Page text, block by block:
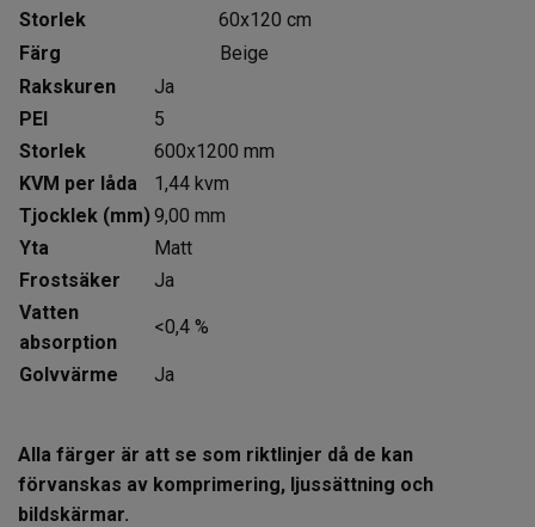
Storlek
60x120 cm
Färg
Beige
Rakskuren
Ja
PEI
5
Storlek
600x1200 mm
KVM per låda
1,44 kvm
Tjocklek (mm)9,00 mm
Yta
Matt
Frostsäker
Ja
Vatten
absorption
<0,4 %
Golvvärme Ja
Alla färger är att se som riktlinjer då de kan
förvanskas av komprimering, ljussättning och
bildskärmar.